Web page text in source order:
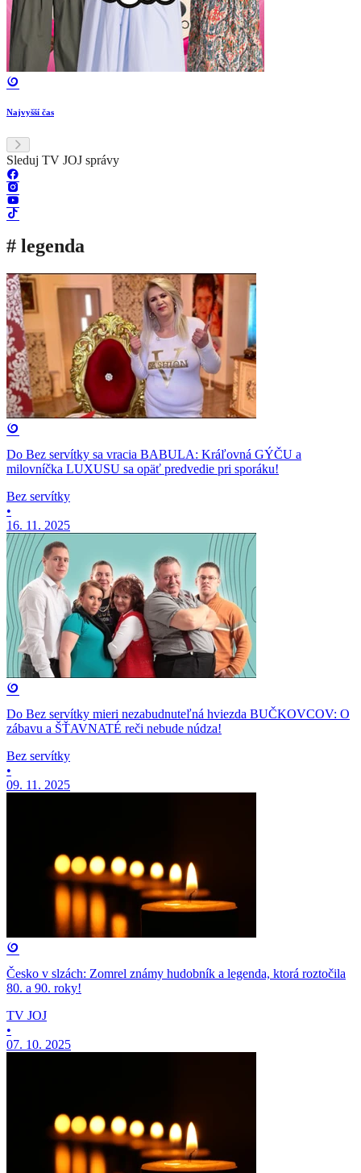
Najvyšší čas
Sleduj TV JOJ správy
# legenda
Do Bez servítky sa vracia BABULA: Kráľovná GÝČU a
milovníčka LUXUSU sa opäť predvedie pri sporáku!
Bez servítky
•
16. 11. 2025
Do Bez servítky mieri nezabudnuteľná hviezda BUČKOVCOV: O
zábavu a ŠŤAVNATÉ reči nebude núdza!
Bez servítky
•
09. 11. 2025
Česko v slzách: Zomrel známy hudobník a legenda, ktorá roztočila
80. a 90. roky!
TV JOJ
•
07. 10. 2025